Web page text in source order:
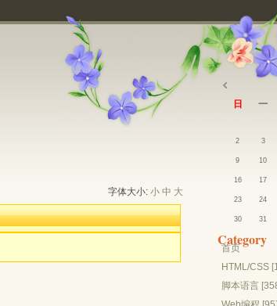
字体大小: 小 中 大
日
一
2 3
9 10
16 17
23 24
30 31
Category
首页
HTML/CSS
脚本语言